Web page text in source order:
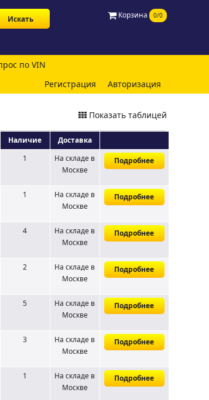
Корзина 0/0
по VIN
Регистрация
Авторизация
Показать таблицей
Наличие
Доставка
1 На складе в
Москве
Подробнее
1 На складе в
Москве
Подробнее
4 На складе в
Москве
Подробнее
2 На складе в
Москве
Подробнее
5 На складе в
Москве
Подробнее
3 На складе в
Москве
Подробнее
1 На складе в
Москве
Подробнее